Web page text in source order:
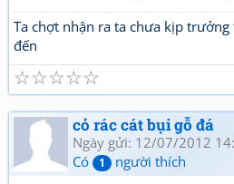
Ta chợt nhận ra ta chưa kịp
đến
☆
☆
☆
☆
☆
cỏ rác cát bụi gỗ đá
Ngày gửi: 12/07/2012
Có
1 người thích